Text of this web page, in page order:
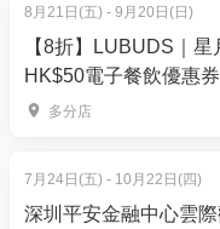
Pocahontas - Colors
Frozen - Let it Go -
The Little Mermaid -
Beauty and the
Snow White -
主
8月21日(五) - 9月20日(日)
【8折】LUBUDS｜
HK$50電子餐飲優惠券
多分店
7月24日(五) - 10月22日(四)
深圳平安金融中心雲